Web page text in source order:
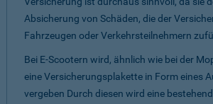
Absicherung von Schäden, die der
Fahrzeugen oder Verkehrsteilnehmern
Bei E-Scootern wird, ähnlich wie bei der
eine Versicherungsplakette in Form eines
vergeben Durch diesen wird eine